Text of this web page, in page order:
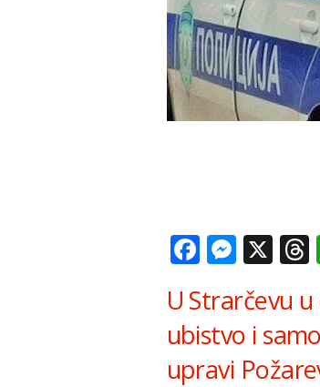
X
U Strarčevu
ubistvo i
upravi